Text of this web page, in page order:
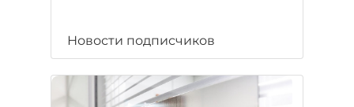
Новости подписчиков